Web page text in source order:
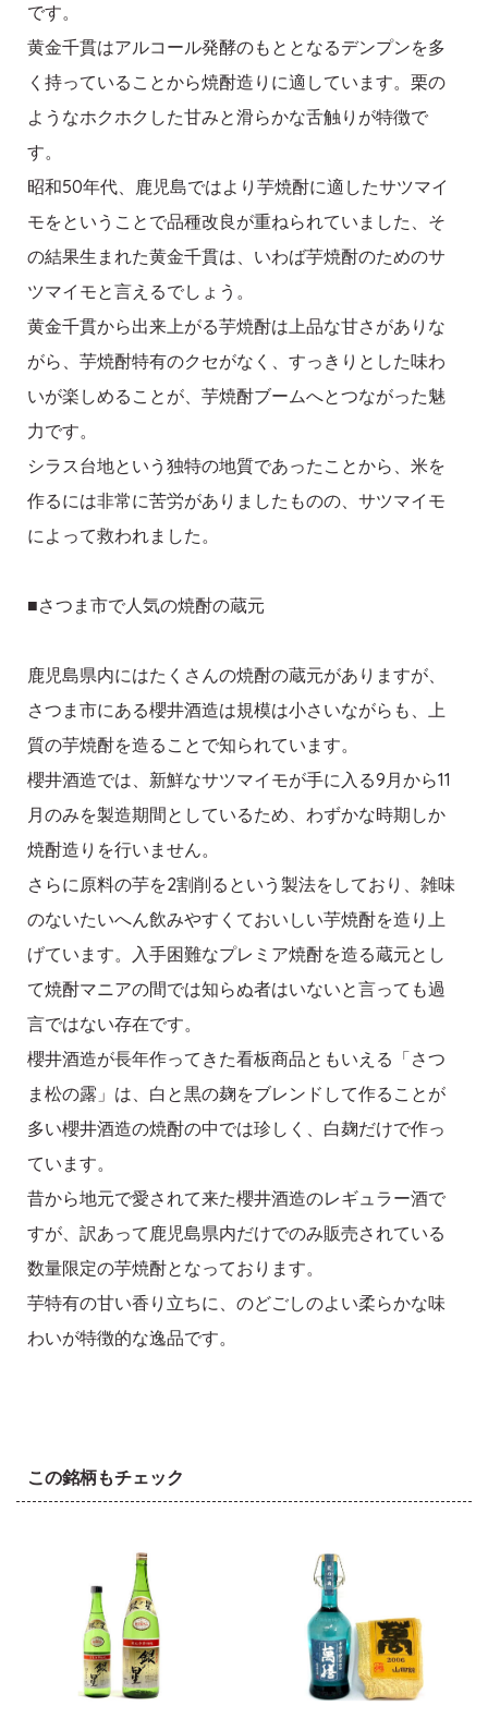
です。
黄金千貫はアルコール発酵のもととなるデンプンを多
く持っていることから焼酎造りに適しています。栗の
ようなホクホクした甘みと滑らかな舌触りが特徴で
す。
昭和50年代、鹿児島ではより芋焼酎に適したサツマイ
モをということで品種改良が重ねられていました、そ
の結果生まれた黄金千貫は、いわば芋焼酎のためのサ
ツマイモと言えるでしょう。
黄金千貫から出来上がる芋焼酎は上品な甘さがありな
がら、芋焼酎特有のクセがなく、すっきりとした味わ
いが楽しめることが、芋焼酎ブームへとつながった魅
力です。
シラス台地という独特の地質であったことから、米を
作るには非常に苦労がありましたものの、サツマイモ
によって救われました。
■さつま市で人気の焼酎の蔵元
鹿児島県内にはたくさんの焼酎の蔵元がありますが、
さつま市にある櫻井酒造は規模は小さいながらも、上
質の芋焼酎を造ることで知られています。
櫻井酒造では、新鮮なサツマイモが手に入る9月から11
月のみを製造期間としているため、わずかな時期しか
焼酎造りを行いません。
さらに原料の芋を2割削るという製法をしており、雑味
のないたいへん飲みやすくておいしい芋焼酎を造り上
げています。入手困難なプレミア焼酎を造る蔵元とし
て焼酎マニアの間では知らぬ者はいないと言っても過
言ではない存在です。
櫻井酒造が長年作ってきた看板商品ともいえる「さつ
ま松の露」は、白と黒の麹をブレンドして作ることが
多い櫻井酒造の焼酎の中では珍しく、白麹だけで作っ
ています。
昔から地元で愛されて来た櫻井酒造のレギュラー酒で
すが、訳あって鹿児島県内だけでのみ販売されている
数量限定の芋焼酎となっております。
芋特有の甘い香り立ちに、のどごしのよい柔らかな味
わいが特徴的な逸品です。
この銘柄もチェック